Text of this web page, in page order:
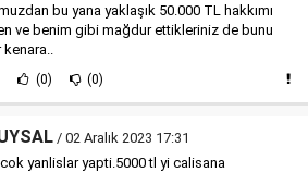
bu yana yaklaşık 50.000 TL hakkımı
ve benim gibi mağdur ettikleriniz de bunu
(0) (0)
/ 02 Aralık 2023 17:31
yanlislar yapti.5000 tl yi calisana